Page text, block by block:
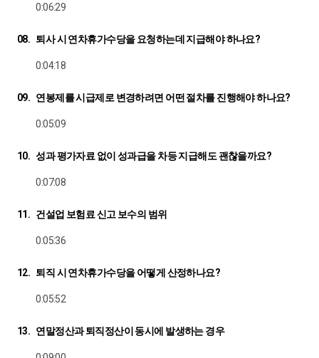
0:06:29
08. 퇴사 시 연차휴가수당을 요청하는데 지급해야 하나요?
0:04:18
09. 연봉제를 시급제로 변경하려면 어떤 절차를 진행해야 하나요?
0:05:09
10. 성과 평가자료 없이 성과급을 차등 지급해도 괜찮을까요?
0:07:08
11. 건설업 보험료 신고 보수의 범위
0:05:36
12. 퇴직 시 연차휴가수당을 어떻게 산정하나요?
0:05:52
13. 연말정산과 퇴직정산이 동시에 발생하는 경우